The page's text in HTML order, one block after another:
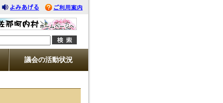
みあげる
利用案内
議会の活動状況